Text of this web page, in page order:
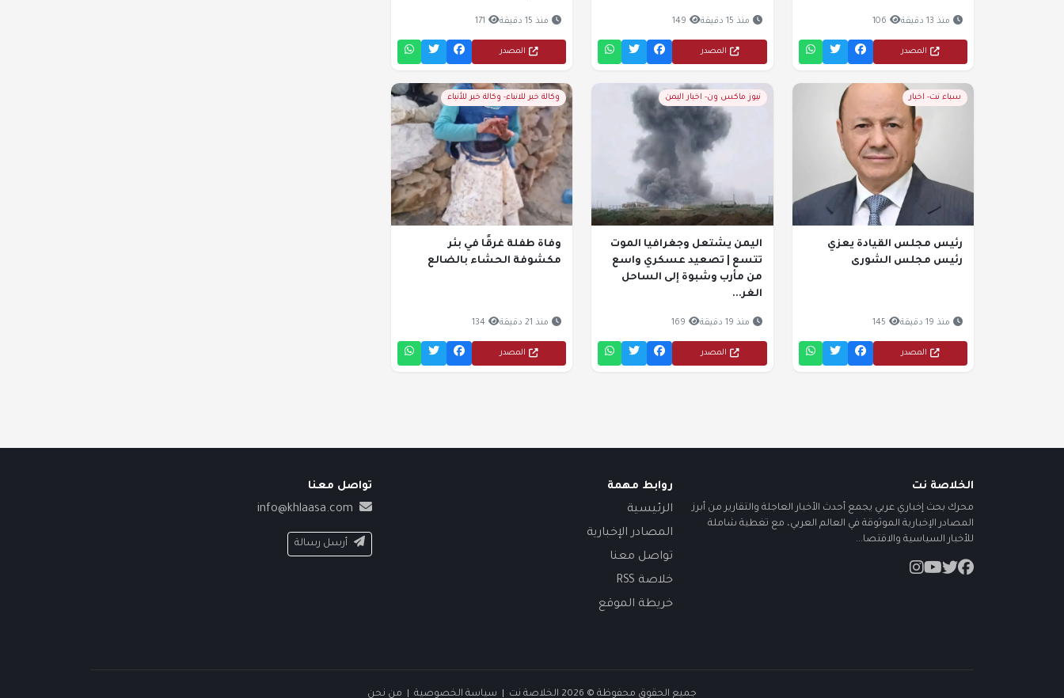
منذ 13 دقيقة 106
المصدر
منذ 15 دقيقة 149
المصدر
منذ 15 دقيقة 171
المصدر
سباء نت- اخبار
رئيس مجلس القيادة يعزي
رئيس مجلس الشورى
منذ 19 دقيقة 145
المصدر
نيوز ماكس ون- اخبار اليمن
اليمن يشتعل وجغرافيا الموت
تتسع | تصعيد عسكري واسع
من مأرب وشبوة إلى الساحل
الغر...
منذ 19 دقيقة 169
المصدر
وكالة خبر للانباء- وكالة خبر للأنباء
وفاة طفلة غرقًا في بئر
مكشوفة الحشاء بالضالع
منذ 21 دقيقة 134
المصدر
الخلاصة نت
محرك بحث إخباري عربي يجمع أحدث الأخبار العاجلة والتقارير من أبرز
المصادر الإخبارية الموثوقة في العالم العربي، مع تغطية شاملة
للأخبار السياسية والاقتصا...
روابط مهمة
الرئيسية
المصادر الإخبارية
تواصل معنا
خلاصة RSS
خريطة الموقع
تواصل معنا
info@khlaasa.com
أرسل رسالة
جميع الحقوق محفوظة © 2026 الخلاصة نت | سياسة الخصوصية من نحن